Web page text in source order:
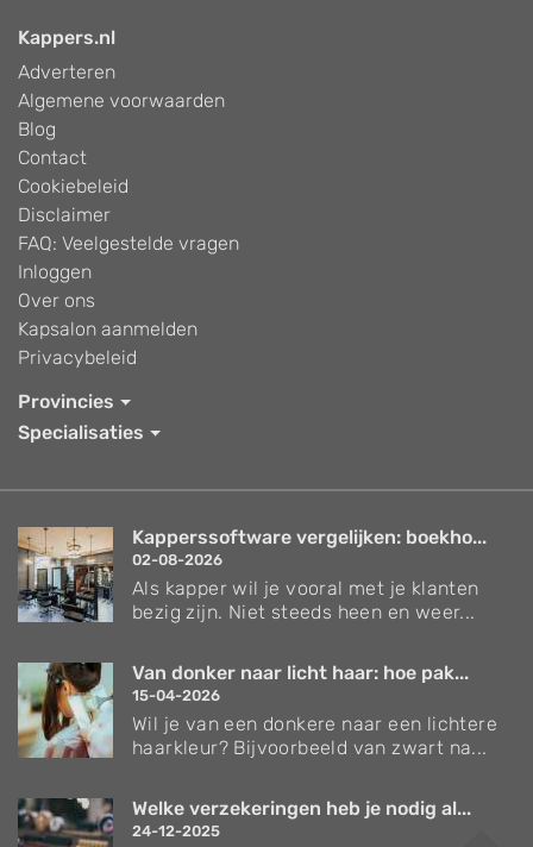
Kappers.nl
Adverteren
Algemene voorwaarden
Blog
Contact
Cookiebeleid
Disclaimer
FAQ: Veelgestelde vragen
Inloggen
Over ons
Kapsalon aanmelden
Privacybeleid
Provincies
Specialisaties
Kapperssoftware vergelijken: boekho...
02-08-2026
Als kapper wil je vooral met je klanten
bezig zijn. Niet steeds heen en weer...
Van donker naar licht haar: hoe pak...
15-04-2026
Wil je van een donkere naar een lichtere
haarkleur? Bijvoorbeeld van zwart na...
Welke verzekeringen heb je nodig al...
24-12-2025